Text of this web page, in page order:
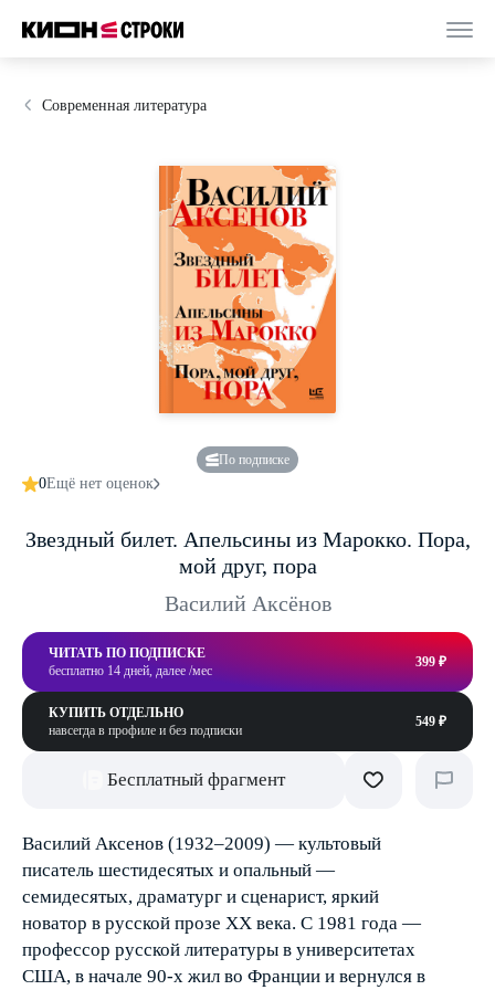
Современная литература
По подписке
0Ещё нет оценок
Звездный билет. Апельсины из Марокко. Пора,
мой друг, пора
Василий Аксёнов
ЧИТАТЬ ПО ПОДПИСКЕ
бесплатно 14 дней, далее /мес
399 ₽
КУПИТЬ ОТДЕЛЬНО
навсегда в профиле и без подписки
549 ₽
Бесплатный фрагмент
Василий Аксенов (1932–2009) — культовый
писатель шестидесятых и опальный —
семидесятых, драматург и сценарист, яркий
новатор в русской прозе ХХ века. С 1981 года —
профессор русской литературы в университетах
США, в начале 90-х жил во Франции и вернулся в